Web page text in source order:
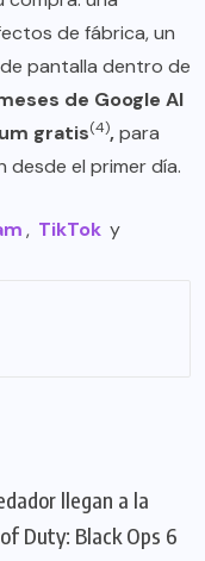
de fábrica, un
de pantalla dentro de
de Google AI
gratis(4),para
desde el primer día.
, TikTok y
llegan a la
Duty: Black Ops 6